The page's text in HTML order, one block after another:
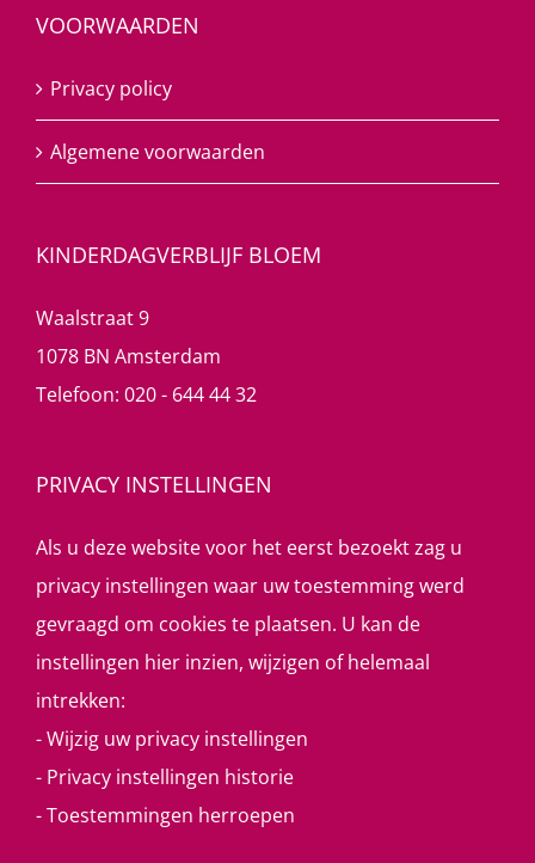
VOORWAARDEN
Privacy policy
Algemene voorwaarden
KINDERDAGVERBLIJF BLOEM
Waalstraat 9
1078 BN Amsterdam
Telefoon: 020 - 644 44 32
PRIVACY INSTELLINGEN
Als u deze website voor het eerst bezoekt zag u
privacy instellingen waar uw toestemming werd
gevraagd om cookies te plaatsen. U kan de
instellingen hier inzien, wijzigen of helemaal
intrekken:
-Wijzig uw privacy instellingen
- Privacy instellingen historie
-Toestemmingen herroepen